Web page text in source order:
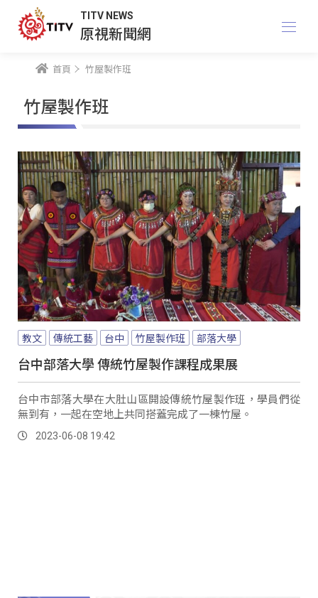
TITV NEWS
原視新聞網
首頁 竹屋製作班
竹屋製作班
教文 傳統工藝 台中 竹屋製作班 部落大學
台中部落大學 傳統竹屋製作課程成果展
台中市部落大學在大肚山區開設傳統竹屋製作班，學員們從
無到有，一起在空地上共同搭蓋完成了一棟竹屋。
2023-06-08 19:42